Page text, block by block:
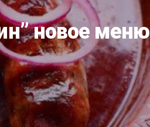
новое меню